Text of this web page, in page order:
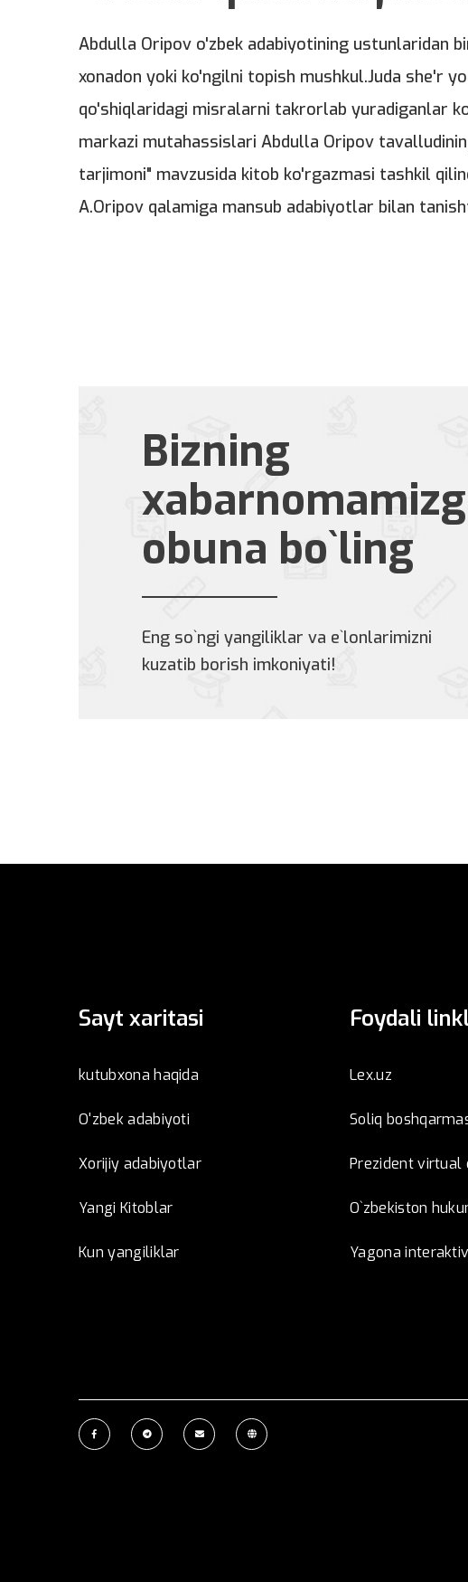
Abdulla Oripov o'zbek adabiyotining ustunlaridan
xonadon yoki ko'ngilni topish mushkul.Juda she'r
qo'shiqlaridagi misralarni takrorlab yuradiganlar
markazi mutahassislari Abdulla Oripov
tarjimoni" mavzusida kitob ko'rgazmasi tashkil
A.Oripov qalamiga mansub adabiyotlar bilan
Bizning
obuna bo`ling
Eng so`ngi yangiliklar va e`lonlarimizni
kuzatib borish imkoniyati!
Sayt xaritasi
kutubxona haqida
O'zbek adabiyoti
Xorijiy adabiyotlar
Yangi Kitoblar
Kun yangiliklar
Foydali
Lex.uz
Soliq
Prezident virtual
O`zbekiston
Yagona